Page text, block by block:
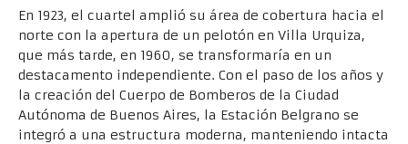
En 1923, el cuartel amplió su área de cobertura hacia el
norte con la apertura de un pelotón en Villa Urquiza,
que más tarde, en 1960, se transformaría en un
destacamento independiente. Con el paso de los años y
la creación del Cuerpo de Bomberos de la Ciudad
Autónoma de Buenos Aires, la Estación Belgrano se
integró a una estructura moderna, manteniendo intacta